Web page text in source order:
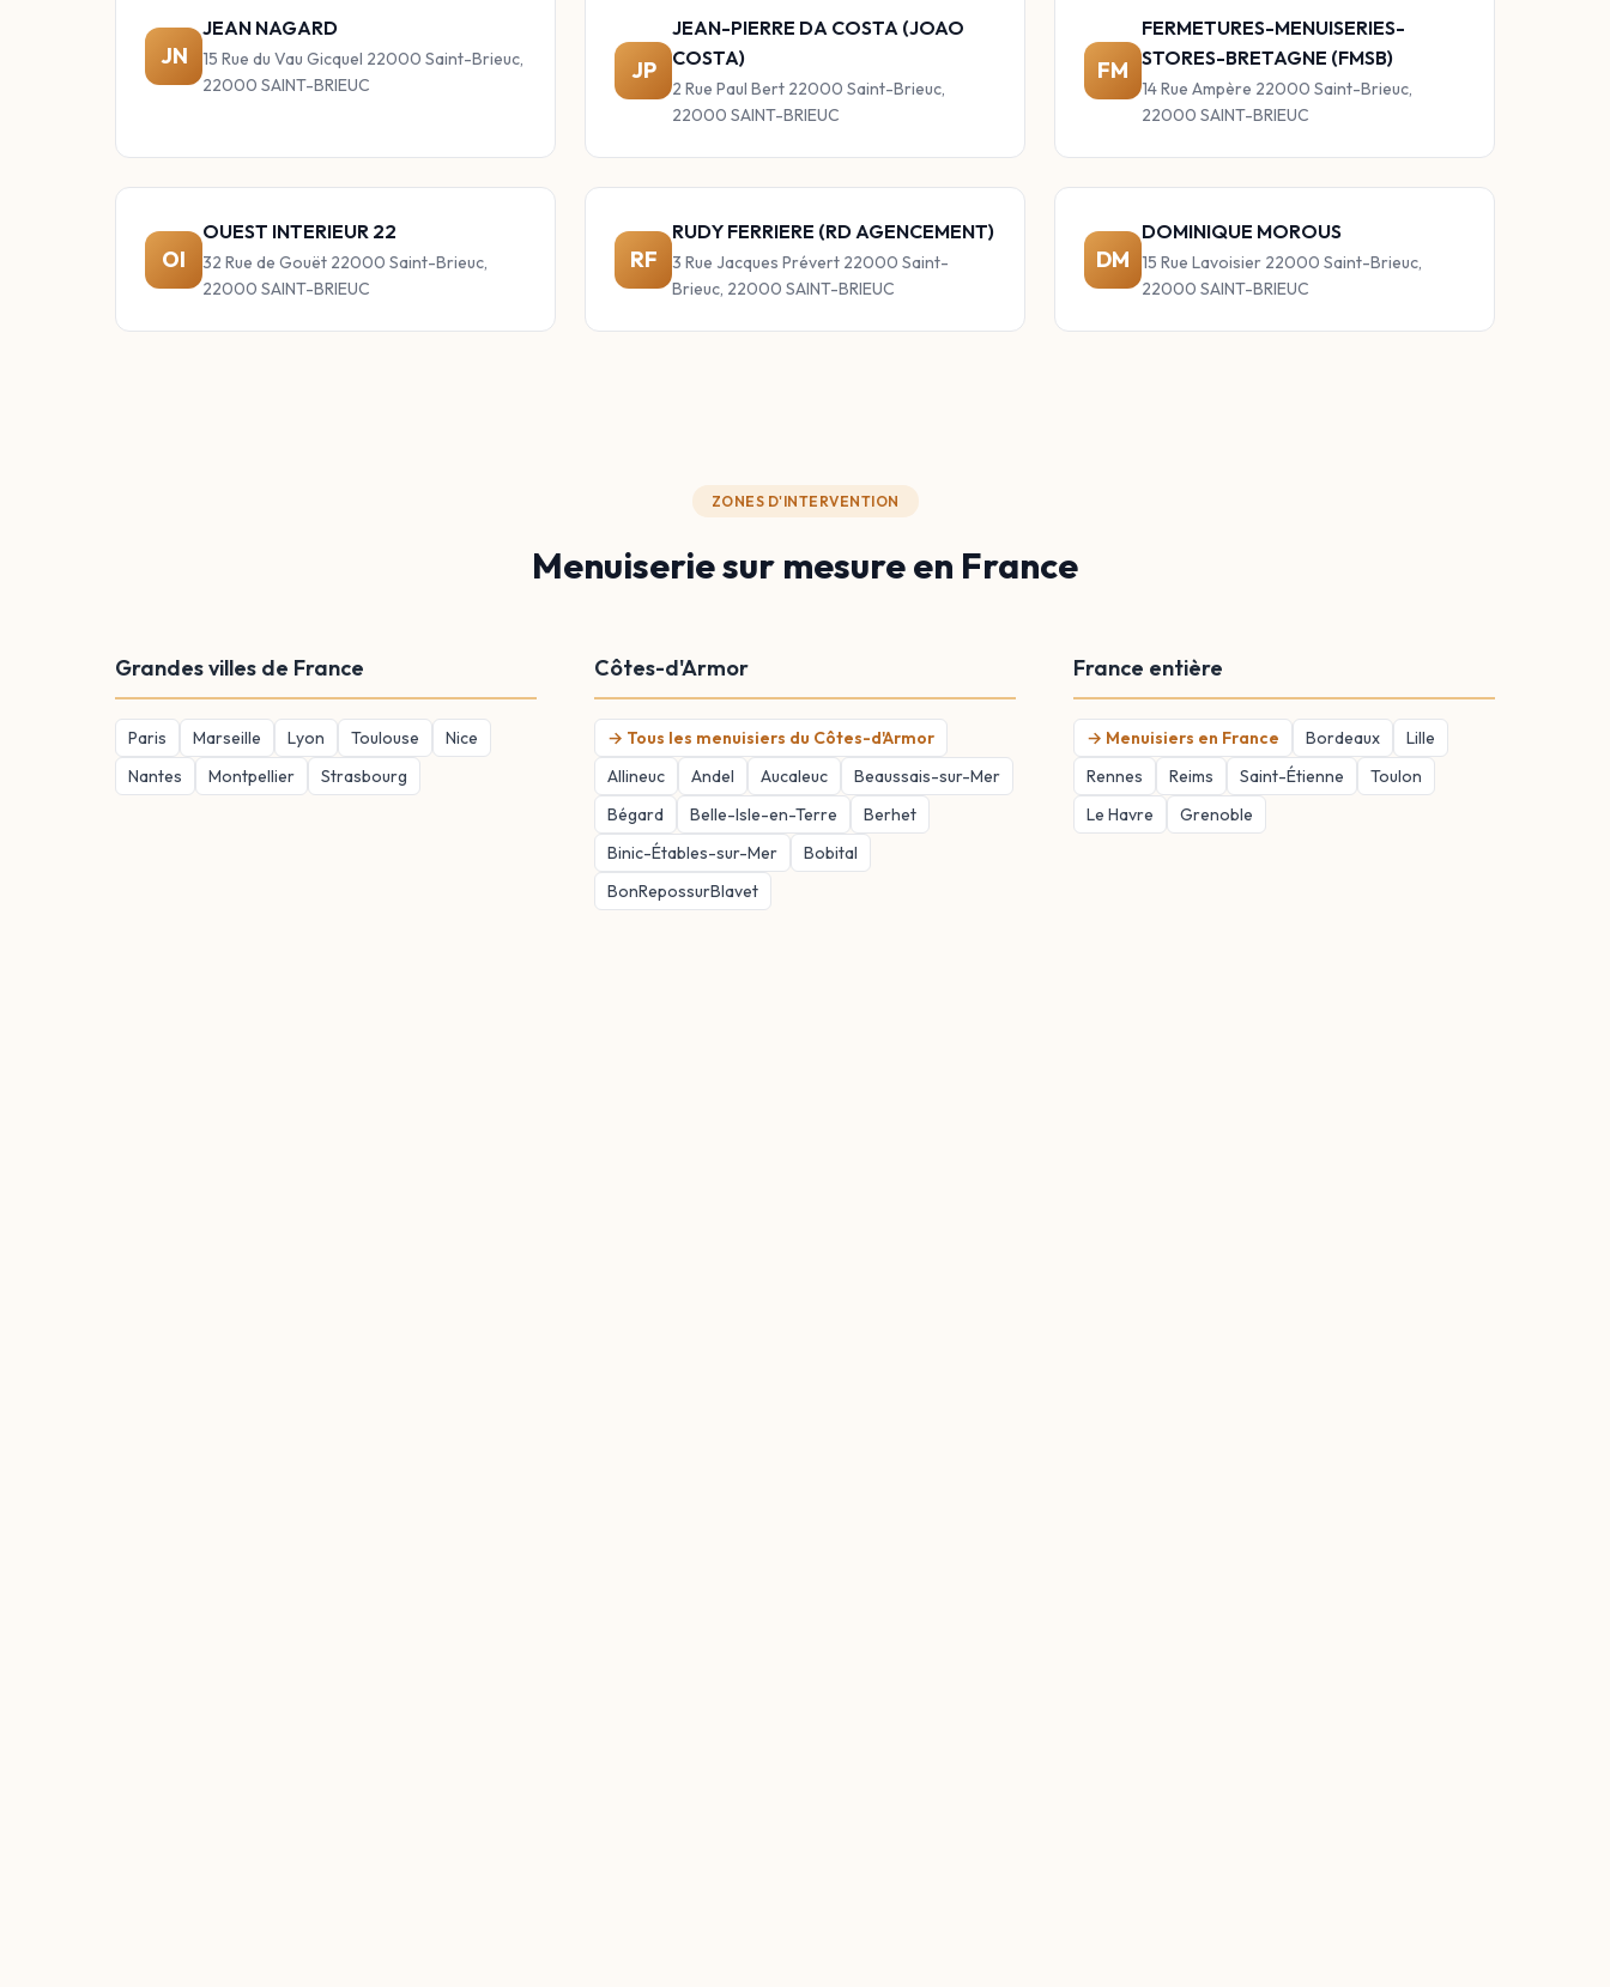
JN
JEAN NAGARD
15 Rue du Vau Gicquel 22000 Saint-Brieuc,
22000 SAINT-BRIEUC
JP
JEAN-PIERRE DA COSTA (JOAO
COSTA)
2 Rue Paul Bert 22000 Saint-Brieuc,
22000 SAINT-BRIEUC
FM
FERMETURES-MENUISERIES-
STORES-BRETAGNE (FMSB)
14 Rue Ampère 22000 Saint-Brieuc,
22000 SAINT-BRIEUC
OI
OUEST INTERIEUR 22
32 Rue de Gouët 22000 Saint-Brieuc,
22000 SAINT-BRIEUC
RF
RUDY FERRIERE (RD AGENCEMENT)
3 Rue Jacques Prévert 22000 Saint-
Brieuc, 22000 SAINT-BRIEUC
DM
DOMINIQUE MOROUS
15 Rue Lavoisier 22000 Saint-Brieuc,
22000 SAINT-BRIEUC
ZONES D'INTERVENTION
Menuiserie sur mesure en France
Grandes villes de France
Paris Marseille Lyon Toulouse
Nice
Nantes
Montpellier Strasbourg
Côtes-d'Armor
→ Tous les menuisiers du Côtes-d'Armor
Allineuc
Andel Aucaleuc
Beaussais-sur-Mer
Bégard
Belle-Isle-en-Terre
Berhet
Binic-Étables-sur-Mer
Bobital
BonRepossurBlavet
France entière
→ Menuisiers en France Bordeaux
Lille
Rennes
Reims Saint-Étienne
Toulon
Le Havre
Grenoble